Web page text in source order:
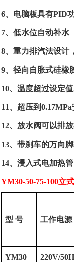
6、 电脑板具有PID
7、 低水位自动补水
8、 重力排汽法设计
9、 径向自胀式硅橡
10、 温度超过设定值
11、 超压到
12、 放水阀可以排
13、 带刹车的万向
14、 浸入式电加热
YM30-50-75-100立
型 号 工作电源
YM30 220V/